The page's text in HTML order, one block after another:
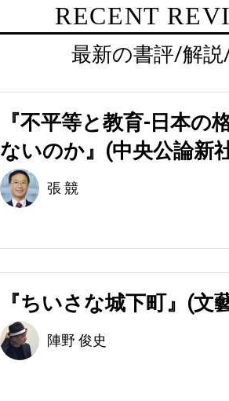
RECENT
最新の書評/解
『不平等と教育-日本の
ないのか』(中央公論新
張 競
『ちいさな城下町』(文
陣野 俊史